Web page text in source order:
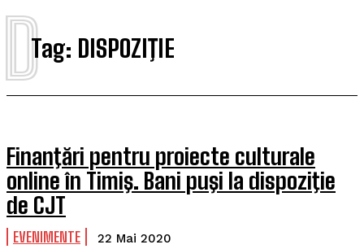
Tag: DISPOZIŢIE
D
Finanţări pentru proiecte culturale
online în Timiş. Bani puşi la dispoziţie
de CJT
EVENIMENTE 22 Mai 2020